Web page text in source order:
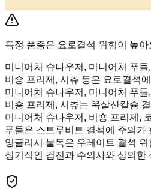
특정 품종은 요로결석 위험이 높아
미니어처 슈나우저, 미니어처 푸
비숑 프리제, 시츄 등은 요로결석
미니어처 슈나우저, 미니어처 푸
비숑 프리제, 시츄는 옥살산칼슘
미니어처 슈나우저, 비숑 프리제,
푸들은 스트루비트 결석에 주의가
잉글리시 불독은 우레이트 결석
정기적인 검진과 수의사와 상의한